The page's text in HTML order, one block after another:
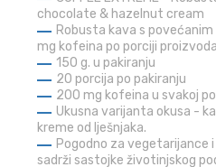
chocolate & hazelnut cream
Robusta kava s
mg kofeina po porciji proizvoda
150 g. u pakiranju
20 porcija po pakiranju
200 mg kofeina u svakoj
Ukusna varijanta okusa -
kreme od lješnjaka.
Pogodno za vegetarijance
sadrži sastojke životinjskog